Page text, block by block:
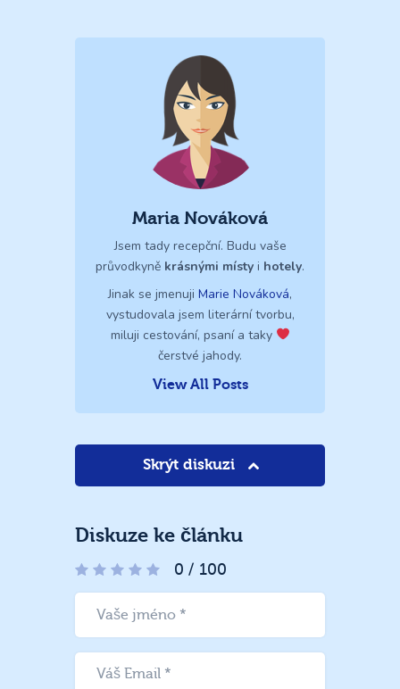
Maria Nováková
Jsem tady recepční. Budu vaše
průvodkyně krásnými místy i hotely.
Jinak se jmenuji Marie Nováková,
vystudovala jsem literární tvorbu,
miluji cestování, psaní a taky
čerstvé jahody.
View All Posts
Skrýt diskuzi
Diskuze ke článku
0 / 100